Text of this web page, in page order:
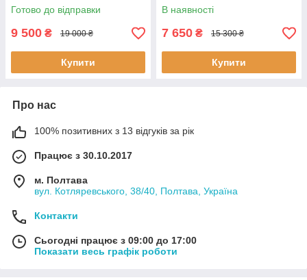
Готово до відправки
9 500 ₴ 19 000 ₴
Купити
В наявності
7 650 ₴ 15 300 ₴
Купити
Про нас
100% позитивних з 13 відгуків за рік
Працює з 30.10.2017
м. Полтава
вул. Котляревського, 38/40, Полтава, Україна
Контакти
Сьогодні працює з 09:00 до 17:00
Показати весь графік роботи